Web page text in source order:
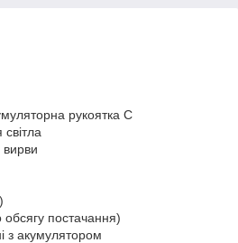
рукоятка C
вирви
постачання)
з акумулятором